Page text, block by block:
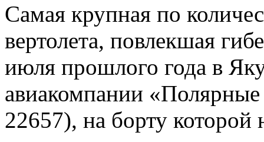
Самая крупная по
вертолета, повлекшая
июля прошлого года в
авиакомпании
22657), на борту которой